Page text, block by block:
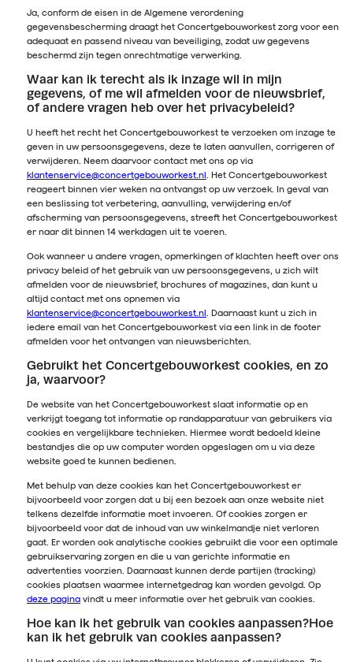
Ja, conform de eisen in de Algemene verordening
gegevensbescherming draagt het Concertgebouworkest zorg voor een
adequaat en passend niveau van beveiliging, zodat uw gegevens
beschermd zijn tegen onrechtmatige verwerking.
Waar kan ik terecht als ik inzage wil in mijn
gegevens, of me wil afmelden voor de nieuwsbrief,
of andere vragen heb over het privacybeleid?
U heeft het recht het Concertgebouworkest te verzoeken om inzage te
geven in uw persoonsgegevens, deze te laten aanvullen, corrigeren of
verwijderen. Neem daarvoor contact met ons op via
klantenservice@concertgebouworkest.nl . Het Concertgebouworkest
reageert binnen vier weken na ontvangst op uw verzoek. In geval van
een beslissing tot verbetering, aanvulling, verwijdering en/of
afscherming van persoonsgegevens, streeft het Concertgebouworkest
er naar dit binnen 14 werkdagen uit te voeren.
Ook wanneer u andere vragen, opmerkingen of klachten heeft over ons
privacy beleid of het gebruik van uw persoonsgegevens, u zich wilt
afmelden voor de nieuwsbrief, brochures of magazines, dan kunt u
altijd contact met ons opnemen via
klantenservice@concertgebouworkest.nl . Daarnaast kunt u zich in
iedere email van het Concertgebouworkest via een link in de footer
afmelden voor het ontvangen van nieuwsberichten.
Gebruikt het Concertgebouworkest cookies, en zo
ja, waarvoor?
De website van het Concertgebouworkest slaat informatie op en
verkrijgt toegang tot informatie op randapparatuur van gebruikers via
cookies en vergelijkbare technieken. Hiermee wordt bedoeld kleine
bestandjes die op uw computer worden opgeslagen om u via deze
website goed te kunnen bedienen.
Met behulp van deze cookies kan het Concertgebouworkest er
bijvoorbeeld voor zorgen dat u bij een bezoek aan onze website niet
telkens dezelfde informatie moet invoeren. Of cookies zorgen er
bijvoorbeeld voor dat de inhoud van uw winkelmandje niet verloren
gaat. Er worden ook analytische cookies gebruikt die voor een optimale
gebruikservaring zorgen en die u van gerichte informatie en
advertenties voorzien. Daarnaast kunnen derde partijen (tracking)
cookies plaatsen waarmee internetgedrag kan worden gevolgd. Op
deze pagina vindt u meer informatie over het gebruik van cookies.
Hoe kan ik het gebruik van cookies aanpassen?Hoe
kan ik het gebruik van cookies aanpassen?